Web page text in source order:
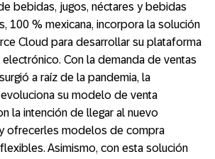
bebidas, jugos, néctares y bebidas
100 % mexicana, incorpora la solución
Cloud para desarrollar su plataforma
Con la demanda de ventas
a raíz de la pandemia, la
su modelo de venta
la intención de llegar al nuevo
ofrecerles modelos de compra
Asimismo, con esta solución